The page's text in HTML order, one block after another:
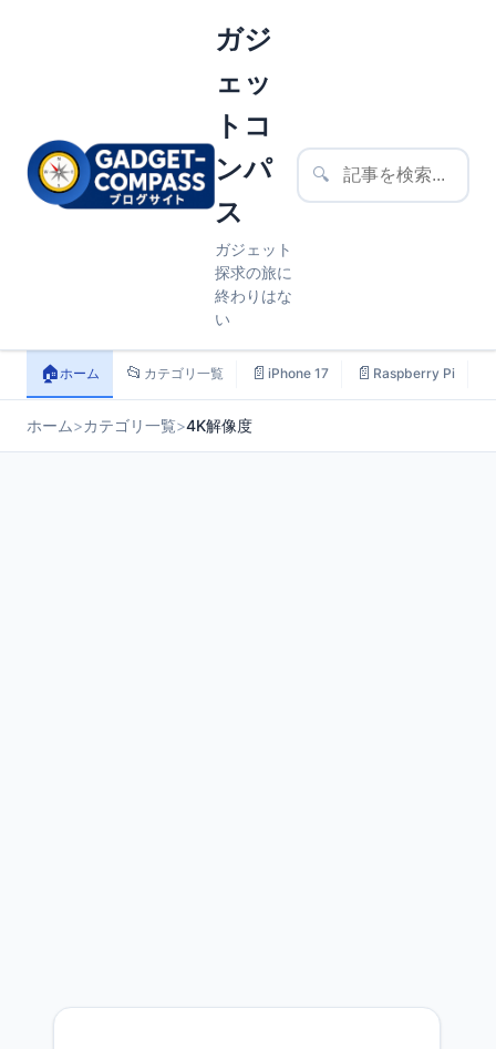
ガジ
ェッ
トコ
ンパ
ス
ガジェット
探求の旅に
終わりはな
い
🔍
🏠ホーム 📂 カテゴリ一覧 📄 iPhone 17 📄 Raspberry Pi
ホーム>カテゴリ一覧>4K解像度